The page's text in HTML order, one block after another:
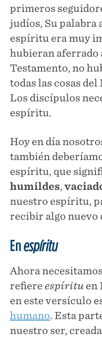
primeros
judíos, Su palabra
espíritu era muy
hubieran aferrado
Testamento, no
todas las cosas
Los discípulos
espíritu.
Hoy en día
también
espíritu, que
humildes,
nuestro espíritu,
recibir algo nuevo
Enespíritu
Ahora
refiere espíritu en
en este versículo
humano. Esta
nuestro ser,